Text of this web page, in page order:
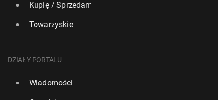
Kupię / Sprzedam
Towarzyskie
DZIAŁY PORTALU
Wiadomości